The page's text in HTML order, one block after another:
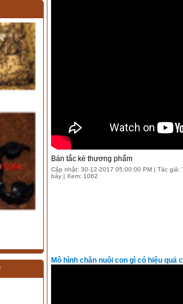
Bán tắc kè thương phẩm
Cập nhật: 30-12-2017 05:00:00 PM | Tác
bày | Xem: 1062
Mô hình chăn nuôi con gì có hiệu quả